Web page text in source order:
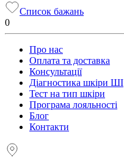
Список бажань
0
Про нас
Оплата та доставка
Консультації
Діагностика шкіри ШІ
Тест на тип шкіри
Програма лояльності
Блог
Контакти